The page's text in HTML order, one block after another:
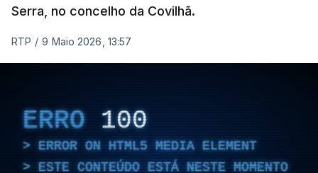
Serra, no concelho da Covilhã.
RTP / 9 Maio 2026, 13:57
ERRO 100
ERROR ON HTML5 MEDIA ELEMENT
ESTE CONTEÚDO ESTÁ NESTE MOMENTO